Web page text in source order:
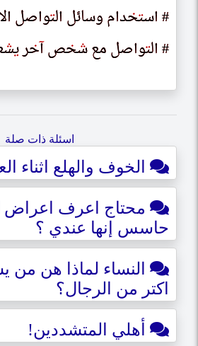
# استخدام وسائل التواصل
# التواصل مع شخص آخر
# اسٮحدام وسائل الٮواصل
# الٮواصل مع سحص احر
اسئلة ذات صلة
الخوف والهلع اثناء
محتاج اعرف اعراض
حاسس إنها عندي ؟
النساء لماذا هن من
اكتر من الرجال؟
أهلي المتشددين!